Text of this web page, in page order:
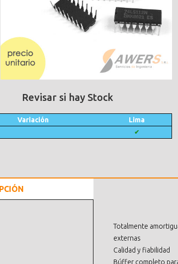
Revisar si hay Stock
Variación Lima
✔
Totalmente
externas
Calidad y fiabilidad
Búffer completo